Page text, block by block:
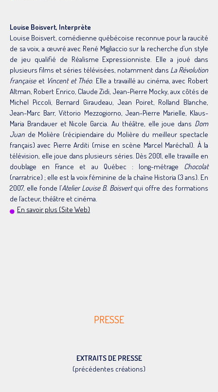
Louise Boisvert, Interprète
Louise Boisvert, comédienne québécoise reconnue pour la raucité
de sa voix, a œuvré avec René Migliaccio sur la recherche d’un style
de jeu qualifié de Réalisme Expressionniste. Elle a joué dans
plusieurs films et séries télévisées, notamment dans La Révolution
françaiseet Vincent et Théo. Elle a travaillé au cinéma, avec Robert
Altman, Robert Enrico, Claude Zidi, Jean-Pierre Mocky, aux côtés de
Michel Piccoli, Bernard Giraudeau, Jean Poiret, Rolland Blanche,
Jean-Marc Barr, Vittorio Mezzogiorno, Jean-Pierre Marielle, Klaus-
Maria Brandauer et Nicole Garcia. Au théâtre, elle joue dans Dom
Juan de Molière (récipiendaire du Molière du meilleur spectacle
français) avec Pierre Arditi (mise en scène Marcel Maréchal). À la
télévision, elle joue dans plusieurs séries. Dès 2001, elle travaille en
doublage en France et au Québec : long-métrage Chocolat
(narratrice) ; elle est la voix féminine de la chaîne Historia (3 ans). En
2007, elle fonde l’Atelier Louise B. Boisvertqui offre des formations
de l’acteur, théâtre et cinéma.
En savoir plus (Site Web)
PRESSE
EXTRAITS DE PRESSE
(précédentes créations)